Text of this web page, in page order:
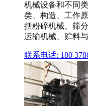
机械设备和不同
类、构造、工作
括粉碎机械、筛
运输机械、贮料
联系电话: 180